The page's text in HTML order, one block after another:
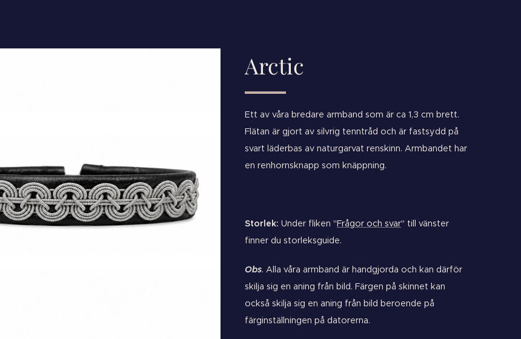
Arctic
Ett av våra bredare armband som är ca 1,3 cm brett.
Flätan är gjort av silvrig tenntråd och är fastsydd på
svart läderbas av naturgarvat renskinn. Armbandet har
en renhornsknapp som knäppning.
Storlek: Under fliken "Frågor och svar" till vänster
finner du storleksguide.
Obs. Alla våra armband är handgjorda och kan därför
skilja sig en aning från bild. Färgen på skinnet kan
också skilja sig en aning från bild beroende på
färginställningen på datorerna.